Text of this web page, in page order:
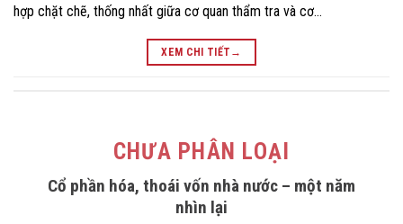
hợp chặt chẽ, thống nhất giữa cơ quan thẩm tra và cơ…
XEM CHI TIẾT →
CHƯA PHÂN LOẠI
Cổ phần hóa, thoái vốn nhà nước – một năm
nhìn lại